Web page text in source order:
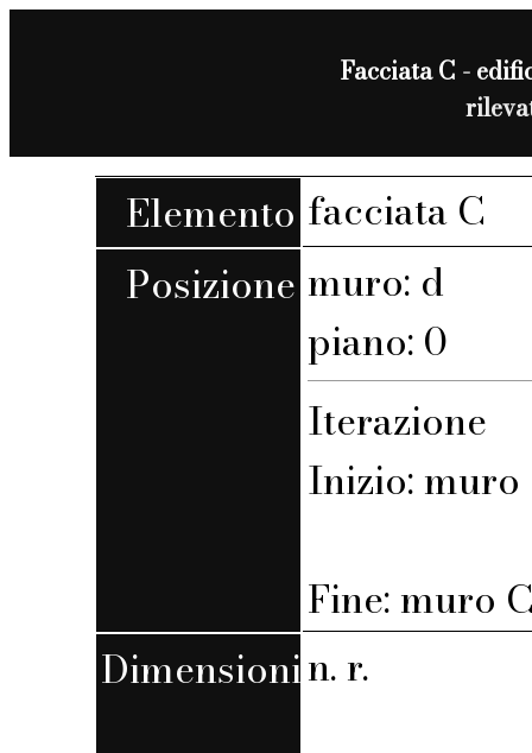
Facciata C -
Elemento facciata C
Posizione muro: d
piano: 0
Iterazione
Inizio: muro
Fine: muro
Dimensionin. r.